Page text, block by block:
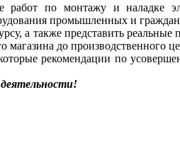
по монтажу и наладке
промышленных и
а также представить реальные
до производственного
рекомендации по